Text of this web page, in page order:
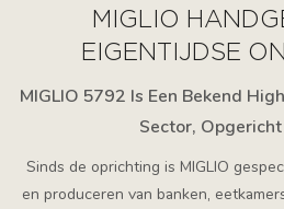
stoel een gevoel van
genade in elke ruimte
MIGLIO
EIGENTIJDSE
MIGLIO 5792 Is Een Bekend
Sector,
Sinds de oprichting is MIGLIO
en produceren van banken,